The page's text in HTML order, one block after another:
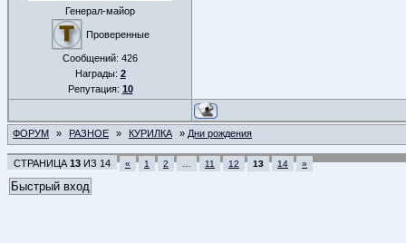
Генерал-майор
Проверенные
Сообщений: 426
Награды: 2
Репутация: 10
ФОРУМ » РАЗНОЕ » КУРИЛКА » Дни рождения
СТРАНИЦА 13 ИЗ 14 « 1 2 11 12 13 14 »